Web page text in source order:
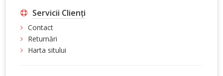
Servicii Clienţi
Contact
Returnări
Harta sitului